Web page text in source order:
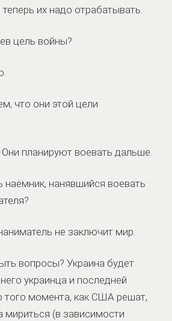
их надо отрабатывать.
цель войны?
что они этой цели
планируют воевать дальше.
нанявшийся воевать
не заключит мир.
вопросы? Украина будет
украинца и последней
того момента, как США решат,
мириться (в зависимости